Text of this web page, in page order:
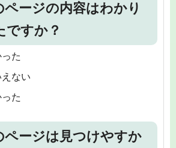
ページの内容はわかり
ですか？
た
ない
た
ページは見つけやすか